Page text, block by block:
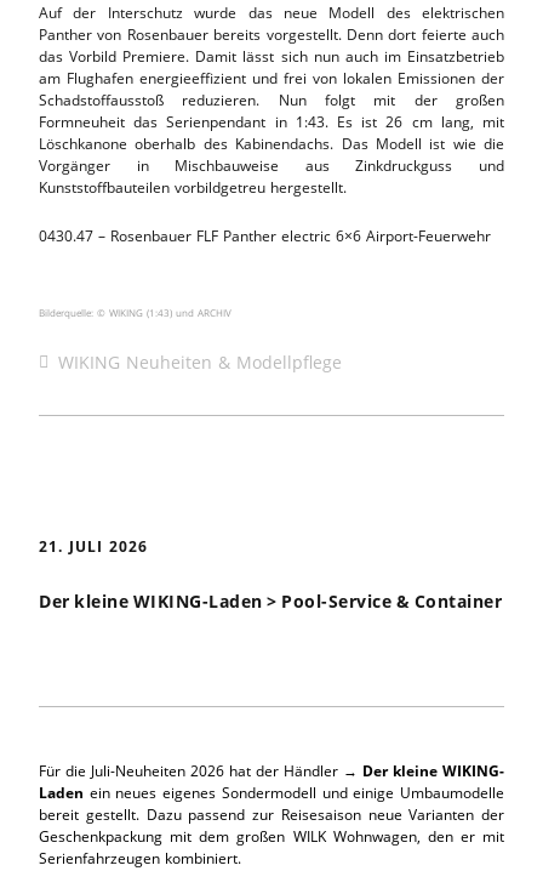
Auf der Interschutz wurde das neue Modell des elektrischen
Panther von Rosenbauer bereits vorgestellt. Denn dort feierte auch
das Vorbild Premiere. Damit lässt sich nun auch im Einsatzbetrieb
am Flughafen energieeffizient und frei von lokalen Emissionen der
Schadstoffausstoß reduzieren. Nun folgt mit der großen
Formneuheit das Serienpendant in 1:43. Es ist 26 cm lang, mit
Löschkanone oberhalb des Kabinendachs. Das Modell ist wie die
Vorgänger in Mischbauweise aus Zinkdruckguss und
Kunststoffbauteilen vorbildgetreu hergestellt.
0430.47 – Rosenbauer FLF Panther electric 6×6 Airport-Feuerwehr
Bilderquelle: © WIKING (1:43) und ARCHIV
WIKING Neuheiten & Modellpflege
21. JULI 2026
Der kleine WIKING-Laden > Pool-Service & Container
Für die Juli-Neuheiten 2026 hat der Händler → Der kleine WIKING-
Laden ein neues eigenes Sondermodell und einige Umbaumodelle
bereit gestellt. Dazu passend zur Reisesaison neue Varianten der
Geschenkpackung mit dem großen WILK Wohnwagen, den er mit
Serienfahrzeugen kombiniert.